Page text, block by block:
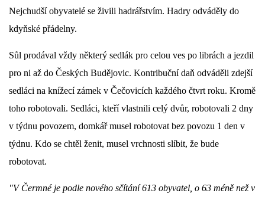
Nejchudší obyvatelé se živili hadrářstvím. Hadry odváděly do
kdyňské přádelny.
Sůl prodával vždy některý sedlák pro celou ves po librách a jezdil
pro ni až do Českých Budějovic. Kontribuční daň odváděli zdejší
sedláci na knížecí zámek v Čečovicích každého čtvrt roku. Kromě
toho robotovali. Sedláci, kteří vlastnili celý dvůr, robotovali 2 dny
v týdnu povozem, domkář musel robotovat bez povozu 1 den v
týdnu. Kdo se chtěl ženit, musel vrchnosti slíbit, že bude
robotovat.
"V Čermné je podle nového sčítání 613 obyvatel, o 63 méně než v